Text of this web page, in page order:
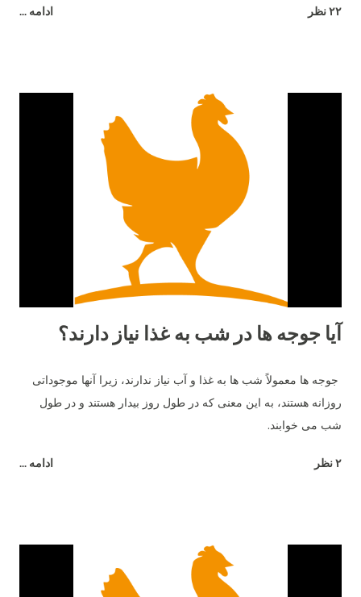
می‌کنند، چگونگی نقش نژاد و چند نشانه مبنی بر اینکه تخم‌ها در راه
ها معمولا از چه سنی شروع به تخم گذاری می کنند؟ به طور متوسط ​​
مرغ های جوان در حدود 6 ماهگی شروع به تخم گذاری می کنند یا به
هفتگی شروع به تخم گذاری کنند، در حالی که برخی دیگر ممکن است
28 تا 32 هفته (نزدیک به 8 ماهگی) طول بدهند! در طول سال‌ها، ما
بطور تجربی متوجه شدیم که حدود 20 تا 22 هفتگی رایج‌ترین سن
برای شروع تخم‌گذاری مرغ‌های ما بود. نژاد مرغ و تخم گذاری علاوه بر
۲۲ نظر ادامه ...
آیا جوجه ها در شب به غذا نیاز دارند؟
جوجه ها معمولاً شب ها به غذا و آب نیاز ندارند، زیرا آنها موجوداتی
روزانه هستند، به این معنی که در طول روز بیدار هستند و در طول
شب می خوابند.
۲ نظر ادامه ...